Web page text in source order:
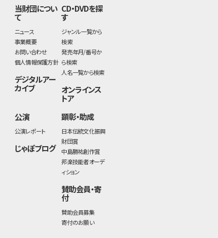
当財団につい
て
ニュース
事業概要
お問い合わせ
個人情報保護方針
デジタルアー
カイブ
CD・DVDを探
す
ジャンル一覧から
検索
発売年月/番号か
ら検索
人名一覧から検索
オンラインス
トア
公演
公演レポート
じゃぽブログ
顕彰・助成
日本伝統文化振興
財団賞
中島勝祐創作賞
邦楽技能者オーデ
ィション
賛助会員・寄
付
賛助会員募集
寄付のお願い